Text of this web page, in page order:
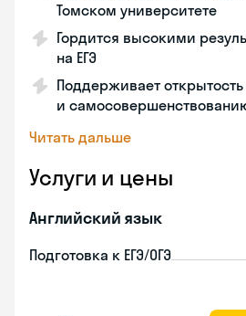
Томском университете
Гордится высокими
на ЕГЭ
Поддерживает
и
Читать дальше
Услуги и цены
Английский язык
Подготовка к ЕГЭ/ОГЭ